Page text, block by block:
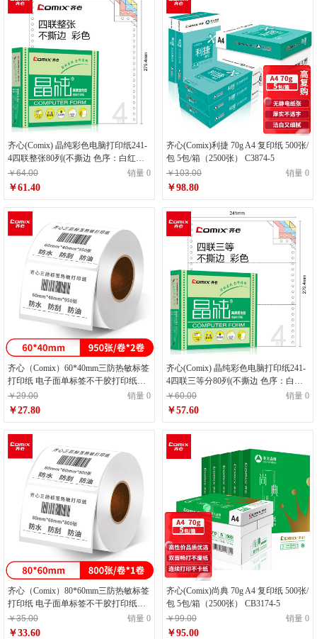
齐心(Comix) 晶纯彩色电脑打印纸241-
4四联整张80列(不撕边 色序：白红蓝
黄 1000页/箱) C6219K
￥64.00 销量 0
￥61.40
齐心(Comix)利捷 70g A4 复印纸 500张/
包 5包/箱（2500张） C3874-5
￥103.00
销量 0
￥98.80
齐心（Comix）60*40mm三防热敏标签
打印纸 电子面单标签不干胶打印纸电
子称条码纸 2卷(950张*卷)C6525
￥29.00 销量 0
￥27.80
齐心(Comix) 晶纯彩色电脑打印纸241-
4四联三等分80列(不撕边 色序：白红
蓝黄 1000页/箱) C6254K
￥60.00 销量 0
￥57.60
齐心（Comix）80*60mm三防热敏标签
打印纸 电子面单标签不干胶打印纸电
子称条码纸800张*1卷C6523
￥35.00 销量 0
￥33.60
齐心(Comix)尚典 70g A4 复印纸 500张/
包 5包/箱（2500张） CB3174-5
￥99.00
销量 0
￥95.00